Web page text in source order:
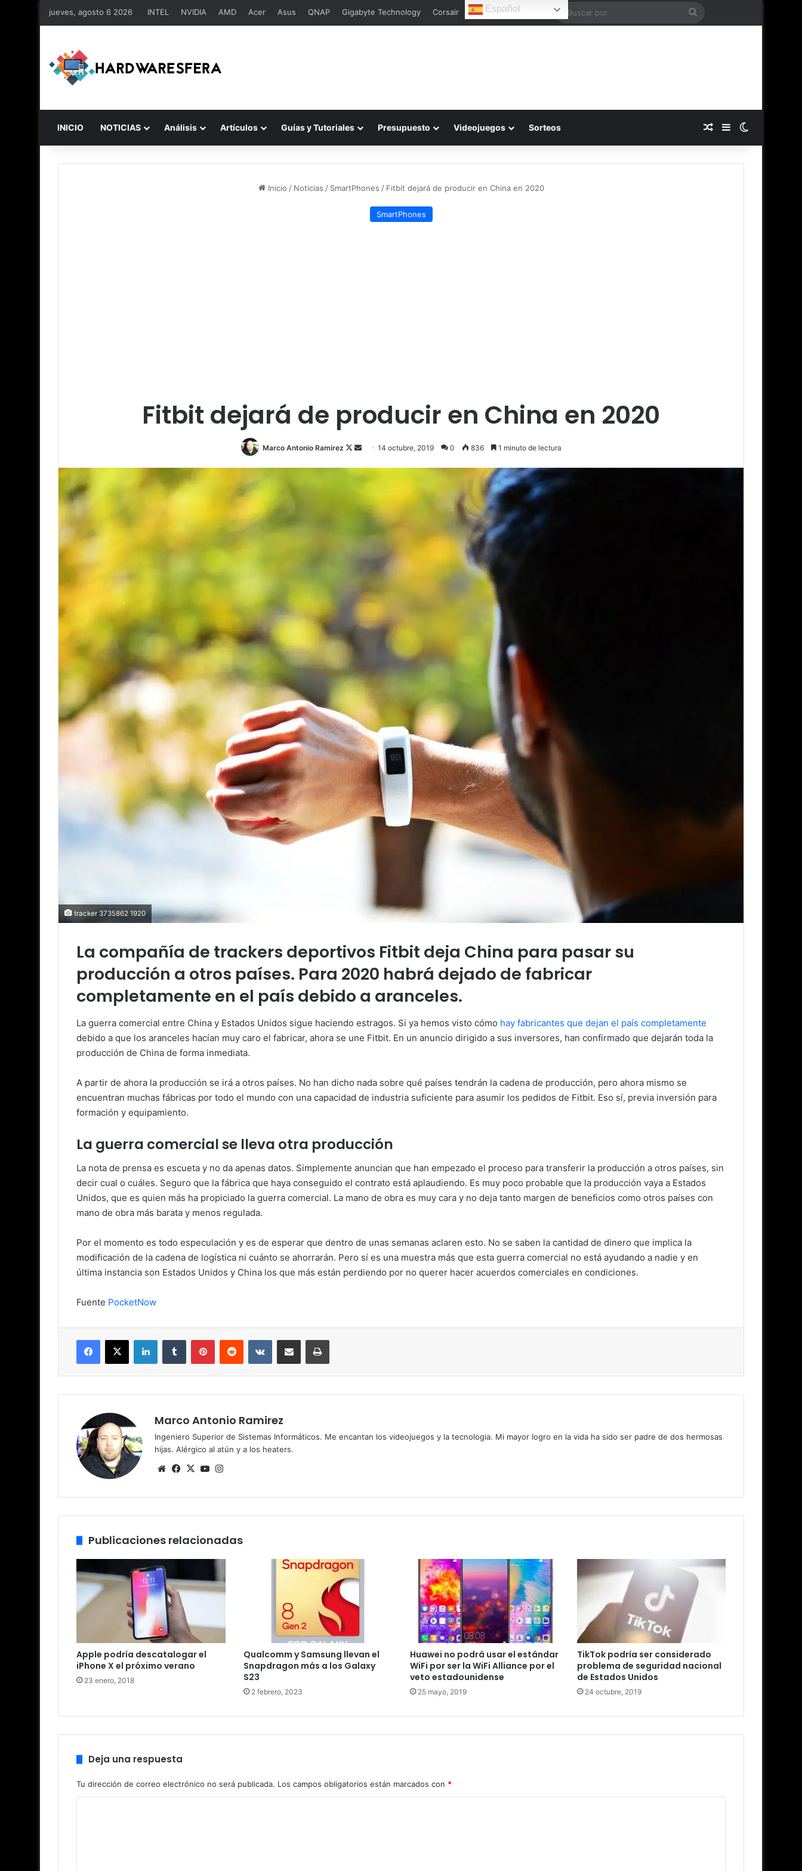
jueves, agosto 6 2026 INTEL NVIDIA AMD Acer Asus QNAP Gigabyte Technology Corsair Español
Buscar
INICIO NOTICIAS Análisis Artículos Guías y Tutoriales Presupuesto Videojuegos Sorteos Publicación al azar
Barra lateral
Inicio / Noticias / SmartPhones / Fitbit dejará de producir en China en 2020
SmartPhones
Fitbit dejará de producir en China en 2020
Marco Antonio Ramirez
Follow
Send
email
14 octubre, 2019 0 836 1 minuto de lectura
tracker 3735862 1920
La compañía de trackers deportivos Fitbit deja China para pasar su
producción a otros países. Para 2020 habrá dejado de fabricar
completamente en el país debido a aranceles.
La guerra comercial entre China y Estados Unidos sigue haciendo estragos. Si ya hemos visto cómo hay fabricantes que dejan el país completamente
debido a que los aranceles hacían muy caro el fabricar, ahora se une Fitbit. En un anuncio dirigido a sus inversores, han confirmado que dejarán toda la
producción de China de forma inmediata.
A partir de ahora la producción se irá a otros países. No han dicho nada sobre qué países tendrán la cadena de producción, pero ahora mismo se
encuentran muchas fábricas por todo el mundo con una capacidad de industria suficiente para asumir los pedidos de Fitbit. Eso sí, previa inversión para
formación y equipamiento.
La guerra comercial se lleva otra producción
La nota de prensa es escueta y no da apenas datos. Simplemente anuncian que han empezado el proceso para transferir la producción a otros países, sin
decir cual o cuáles. Seguro que la fábrica que haya conseguido el contrato está aplaudiendo. Es muy poco probable que la producción vaya a Estados
Unidos, que es quien más ha propiciado la guerra comercial. La mano de obra es muy cara y no deja tanto margen de beneficios como otros países con
mano de obra más barata y menos regulada.
Por el momento es todo especulación y es de esperar que dentro de unas semanas aclaren esto. No se saben la cantidad de dinero que implica la
modificación de la cadena de logística ni cuánto se ahorrarán. Pero sí es una muestra más que esta guerra comercial no está ayudando a nadie y en
última instancia son Estados Unidos y China los que más están perdiendo por no querer hacer acuerdos comerciales en condiciones.
Fuente PocketNow
Facebook
X LinkedInTumblr PinterestReddit VKontakteCompartir por correo electrónicoImprimir
Marco Antonio Ramirez
Ingeniero Superior de Sistemas Informáticos. Me encantan los videojuegos y la tecnologia. Mi mayor logro en la vida ha sido ser padre de dos hermosas
hijas. Alérgico al atún y a los heaters.
SitioFacebook
X YouTube
Publicaciones relacionadas
Apple podría descatalogar el
iPhone X el próximo verano
23 enero, 2018
Qualcomm y Samsung llevan el
Snapdragon más a los Galaxy
S23
2 febrero, 2023
Huawei no podrá usar el estándar
WiFi por ser la WiFi Alliance por el
veto estadounidense
25 mayo, 2019
TikTok podría ser considerado
problema de seguridad nacional
de Estados Unidos
24 octubre, 2019
Deja una respuesta
Tu dirección de correo electrónico no será publicada. Los campos obligatorios están marcados con *